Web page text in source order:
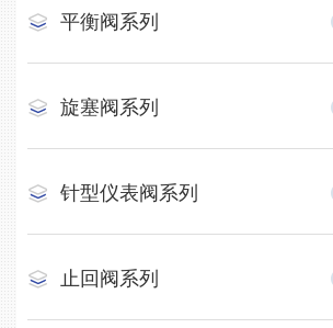
平衡阀系列
旋塞阀系列
针型仪表阀系列
止回阀系列